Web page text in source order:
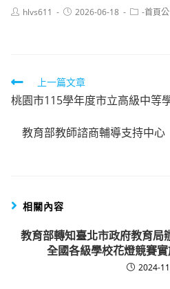
Posthlvs611
Post2026-06-18
Post-首頁
Read
more
articles
上一篇文章
桃園市115學年度市立高級中等
教育部教師諮商輔導支持中
相關內容
教育部轉知臺北市政府教育局
全國各級學校花燈競賽
2024-